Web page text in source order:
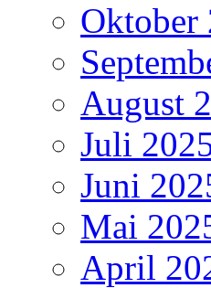
Oktober
August
Juli
Juni
Mai
April